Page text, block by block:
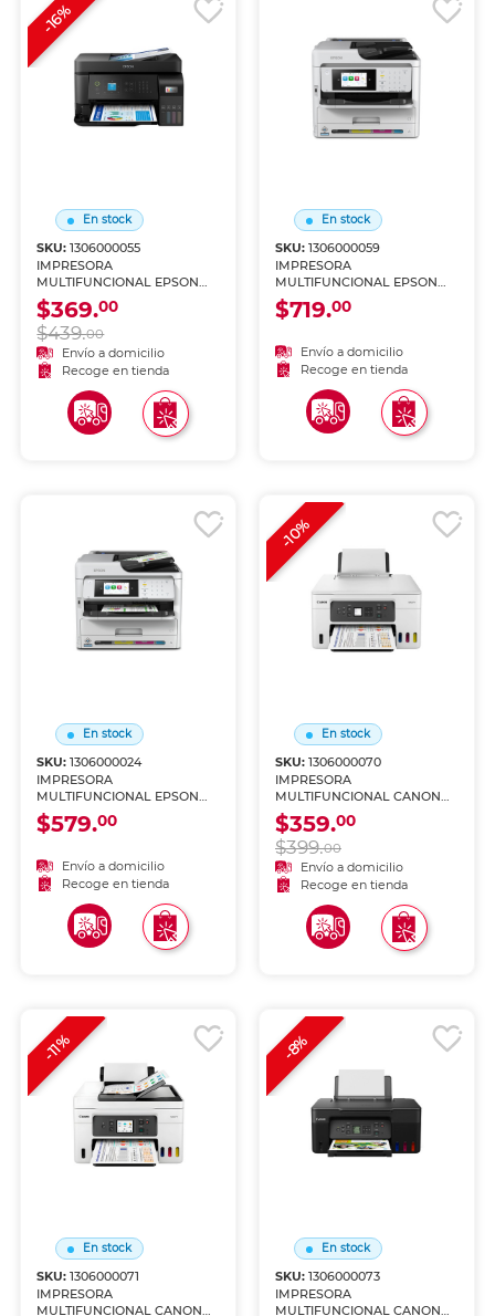
En stock
SKU:1306000055
IMPRESORA
MULTIFUNCIONAL EPSON
L5590 TANQUE DE TINTA
(IMPRIME, COPIA Y
ESCANEA)
$369.00
$439.00
Envío a domicilio
Recoge en tienda
-16%
En stock
SKU: 1306000059
IMPRESORA
MULTIFUNCIONAL EPSON
WF-C5890 (IMPRIME, COPIA
Y ESCANEA)
$719.00
Envío a domicilio
Recoge en tienda
En stock
SKU:1306000024
IMPRESORA
MULTIFUNCIONAL EPSON
WF-C5810 (IMPRIME, COPIA Y
ESCANEA)
$579.00
Envío a domicilio
Recoge en tienda
En stock
SKU: 1306000070
IMPRESORA
MULTIFUNCIONAL CANON
GX3010 TANQUE DE TINTA
(IMPRIME, COPIA Y
ESCANEA)
$359.00
$399.00
Envío a domicilio
Recoge en tienda
-10%
En stock
SKU:1306000071
IMPRESORA
MULTIFUNCIONAL CANON
-11%
En stock
SKU: 1306000073
IMPRESORA
MULTIFUNCIONAL CANON
-8%